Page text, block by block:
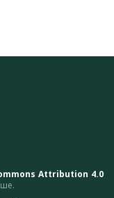
Attribution 4.0